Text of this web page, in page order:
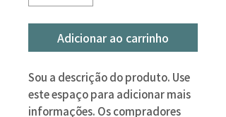
Adicionar ao carrinho
Sou a descrição do produto. Use
este espaço para adicionar mais
informações. Os compradores